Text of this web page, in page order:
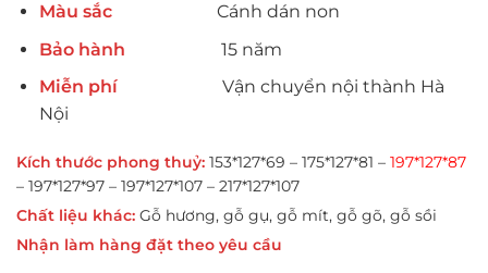
Màu sắc
Cánh dán non
Bảo hành
15 năm
Miễn phí
Vận chuyển nội thành Hà
Nội
Kích thước phong thuỷ: 153*127*69 – 175*127*81 – 197*127*87
– 197*127*97 – 197*127*107 – 217*127*107
Chất liệu khác: Gỗ hương, gỗ gụ, gỗ mít, gỗ gõ, gỗ sồi
Nhận làm hàng đặt theo yêu cầu